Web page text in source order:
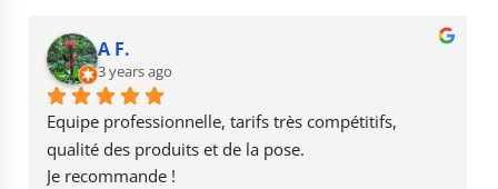
b
o
o
k
r
a
m
b
e
A F.
3 years ago
Equipe professionnelle, tarifs très compétitifs,
qualité des produits et de la pose.
Je recommande !